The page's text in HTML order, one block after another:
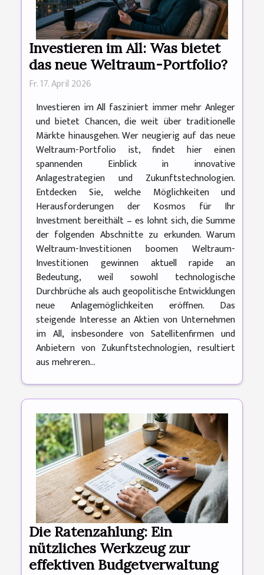
Investieren im All: Was bietet
das neue Weltraum-Portfolio?
Fr. 17. April 2026
Investieren im All fasziniert immer mehr Anleger
und bietet Chancen, die weit über traditionelle
Märkte hinausgehen. Wer neugierig auf das neue
Weltraum-Portfolio ist, findet hier einen
spannenden Einblick in innovative
Anlagestrategien und Zukunftstechnologien.
Entdecken Sie, welche Möglichkeiten und
Herausforderungen der Kosmos für Ihr
Investment bereithält – es lohnt sich, die Summe
der folgenden Abschnitte zu erkunden. Warum
Weltraum-Investitionen boomen Weltraum-
Investitionen gewinnen aktuell rapide an
Bedeutung, weil sowohl technologische
Durchbrüche als auch geopolitische Entwicklungen
neue Anlagemöglichkeiten eröffnen. Das
steigende Interesse an Aktien von Unternehmen
im All, insbesondere von Satellitenfirmen und
Anbietern von Zukunftstechnologien, resultiert
aus mehreren...
Die Ratenzahlung: Ein
nützliches Werkzeug zur
effektiven Budgetverwaltung